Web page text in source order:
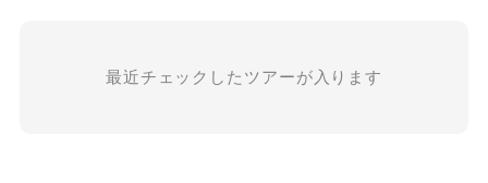
最近チェックしたツアーが入ります